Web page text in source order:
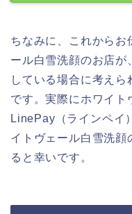
ちなみに、これからお
ール白雪洗顔のお店
している場合に考え
です。実際にホワイト
LinePay（ラインペイ
イトヴェール白雪洗顔
ると幸いです。